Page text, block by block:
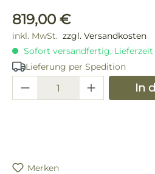
Regulärer Preis:
819,00 €
inkl. MwSt. zzgl. Versandkosten
Sofort versandfertig, Lieferzeit
Lieferung per Spedition
Produkt Anzahl: In
Merken